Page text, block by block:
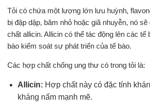
Tỏi có chứa một lượng lớn lưu huỳnh,
bị đập dập, băm nhỏ hoặc giã nhuyễn, nó
chất allicin. Allicin có thể tác động lên các tế
bào kiểm soát sự phát triển của tế bào.
Các hợp chất chống ung thư có trong tỏi là:
Allicin: Hợp chất này có đặc tính
kháng nấm mạnh mẽ.